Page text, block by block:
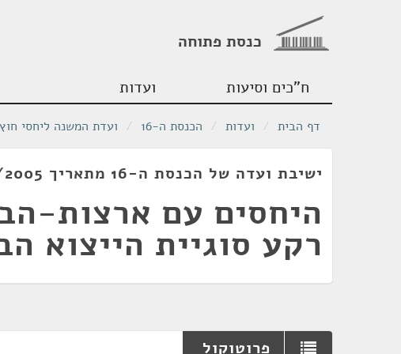
כנסת פתוחה
ח"כים וסיעות ועדות
דף הבית / ועדות / הכנסת ה-16 / ועדת המשנה ליחסי
ישיבת ועדה של הכנסת ה-16 מתאריך 08/11/2005
היחסים עם ארצות-
רקע סוגיית הייצוא
פרוטוקול